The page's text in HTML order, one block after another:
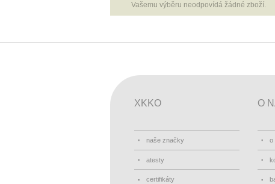
Vašemu výběru neodpovídá žádné zboží.
XKKO
naše značky
atesty
certifikáty
O
o